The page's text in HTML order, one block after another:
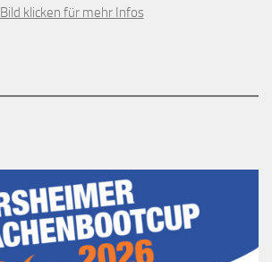
Bild klicken für mehr Infos